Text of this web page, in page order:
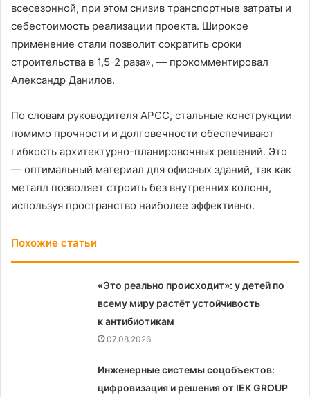
всесезонной, при этом снизив транспортные затраты и
себестоимость реализации проекта. Широкое
применение стали позволит сократить сроки
строительства в 1,5-2 раза», — прокомментировал
Александр Данилов.
По словам руководителя АРСС, стальные конструкции
помимо прочности и долговечности обеспечивают
гибкость архитектурно-планировочных решений. Это
— оптимальный материал для офисных зданий, так как
металл позволяет строить без внутренних колонн,
используя пространство наиболее эффективно.
Похожие статьи
«Это реально происходит»: у детей по
всему миру растёт устойчивость
к антибиотикам
07.08.2026
Инженерные системы соцобъектов:
цифровизация и решения от IEK GROUP